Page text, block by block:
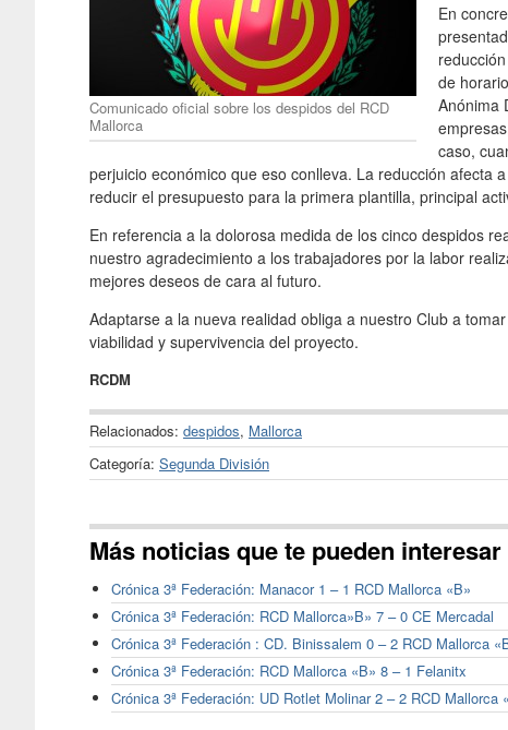
Comunicado oficial sobre los despidos del RCD
Mallorca
En
de
Anónima
caso,
perjuicio económico que eso conlleva. La reducción afecta
reducir el presupuesto para la primera plantilla, principal
En referencia a la dolorosa medida de los cinco despidos
nuestro agradecimiento a los trabajadores por la labor
mejores deseos de cara al futuro.
Adaptarse a la nueva realidad obliga a nuestro Club a
viabilidad y supervivencia del proyecto.
RCDM
Relacionados: despidos, Mallorca
Categoría: Segunda División
Más noticias que te pueden interesar
Crónica 3ª Federación: Manacor 1 – 1 RCD Mallorca «B»
Crónica 3ª Federación: RCD Mallorca»B» 7 – 0 CE Mercadal
Crónica 3ª Federación : CD. Binissalem 0 – 2 RCD Mallorca
Crónica 3ª Federación: RCD Mallorca «B» 8 – 1 Felanitx
Crónica 3ª Federación: UD Rotlet Molinar 2 – 2 RCD Mallorca